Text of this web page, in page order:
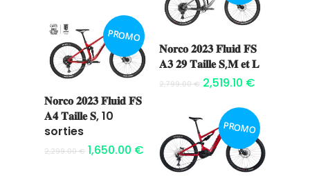
Ajouter au
panier
𝐍𝐨𝐫𝐜𝐨 𝟐𝟎𝟐𝟑 𝐅𝐥𝐮𝐢𝐝 𝐅𝐒
𝐀𝟑 𝟐𝟗 𝐓𝐚𝐢𝐥𝐥𝐞 𝐒,𝐌 𝐞𝐭 𝐋
2,799.00€ 2,519.10 €
PROMO
Ajouter au
panier
𝐍𝐨𝐫𝐜𝐨 𝟐𝟎𝟐𝟑 𝐅𝐥𝐮𝐢𝐝 𝐅𝐒
𝐀𝟒 𝐓𝐚𝐢𝐥𝐥𝐞 𝐒, 10
sorties
2,299.00€ 1,650.00 €
PROMO